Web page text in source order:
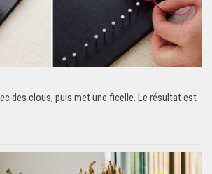
des clous, puis met une ficelle. Le résultat est